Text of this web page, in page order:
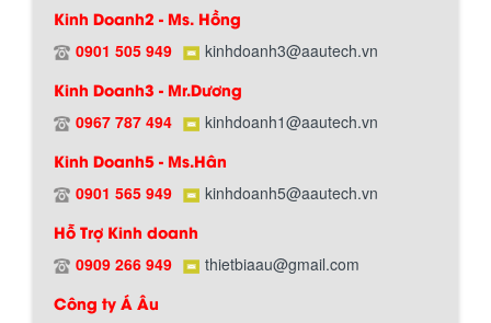
Kinh Doanh2 - Ms. Hồng
0901 505 949 kinhdoanh3@aautech.vn
Kinh Doanh3 - Mr.Dương
0967 787 494 kinhdoanh1@aautech.vn
Kinh Doanh5 - Ms.Hân
0901 565 949 kinhdoanh5@aautech.vn
Hỗ Trợ Kinh doanh
0909 266 949 thietbiaau@gmail.com
Công ty Á Âu